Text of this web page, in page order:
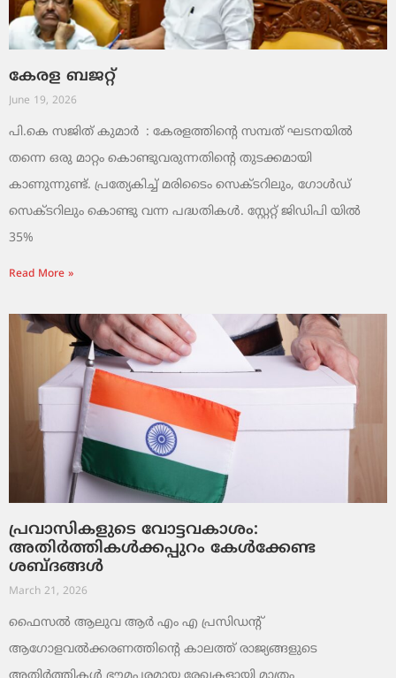
കേരള ബജറ്റ്
June 19, 2026
പി.കെ സജിത് കുമാര്‍ : കേരളത്തിന്റെ സമ്പത് ഘടനയിൽ
തന്നെ ഒരു മാറ്റം കൊണ്ടുവരുന്നതിന്റെ തുടക്കമായി
കാണുന്നുണ്ട്. പ്രത്യേകിച്ച് മരിടൈം സെക്ടറിലും, ഗോൾഡ്
സെക്ടറിലും കൊണ്ടു വന്ന പദ്ധതികൾ. സ്റ്റേറ്റ് ജിഡിപി യിൽ
35%
Read More »
പ്രവാസികളുടെ വോട്ടവകാശം:
അതിർത്തികൾക്കപ്പുറം കേൾക്കേണ്ട
ശബ്ദങ്ങൾ
March 21, 2026
ഫൈസൽ ആലുവ ആർ എം എ പ്രസിഡന്റ്
ആഗോളവൽക്കരണത്തിന്റെ കാലത്ത് രാജ്യങ്ങളുടെ